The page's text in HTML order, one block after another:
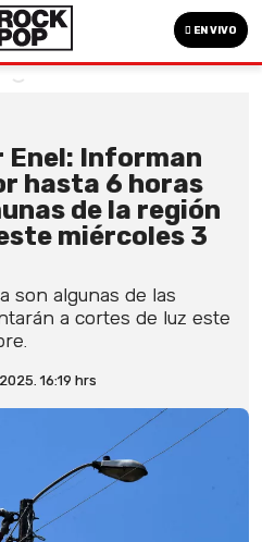
EN VIVO
Enel: Informan
hasta 6 horas
de la región
miércoles 3
son algunas de las
a cortes de luz este
16:19 hrs